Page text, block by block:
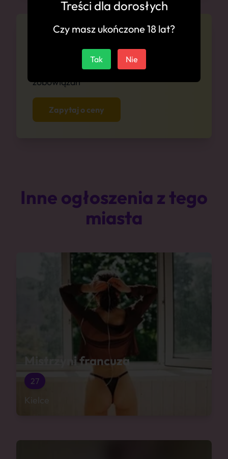
Cennik
Zapytaj się o ceny anonimowo i bez
zobowiązań
Zapytaj o ceny
Inne ogłoszenia z tego
miasta
Mistrzyni francuza
27
Kielce
Treści dla dorosłych
Czy masz ukończone 18 lat?
Tak Nie